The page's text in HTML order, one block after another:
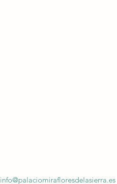
info@palaciomirafloresdelasierra.es